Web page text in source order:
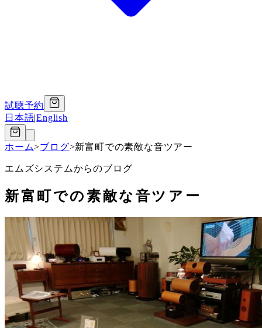
試聴予約
日本語|English
ホーム>ブログ>新富町での素敵な音ツアー
エムズシステムからのブログ
新富町での素敵な音ツアー